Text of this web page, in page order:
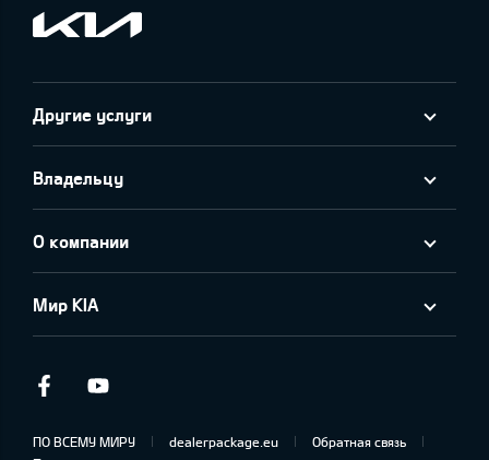
Другие услуги
Владельцу
О компании
Мир KIA
Facebook
ПО ВСЕМУ МИРУ dealerpackage.eu
Обратная связь